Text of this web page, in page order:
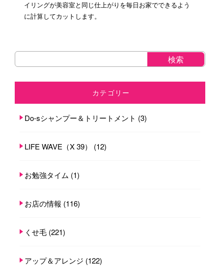
イリングが美容室と同じ仕上がりを毎日お家でできるよう
に計算してカットします。
カテゴリー
Do-sシャンプー＆トリートメント (3)
LIFE WAVE（X 39） (12)
お勉強タイム (1)
お店の情報 (116)
くせ毛 (221)
アップ＆アレンジ (122)